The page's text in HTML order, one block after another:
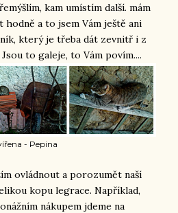
kam umístím další. mám
a to jsem Vám ještě ani
který je třeba dát zevnitř i z
to galeje, to Vám povím....
- Pepina
ovládnout a porozumět naší
kopu legrace. Například,
nákupem jdeme na